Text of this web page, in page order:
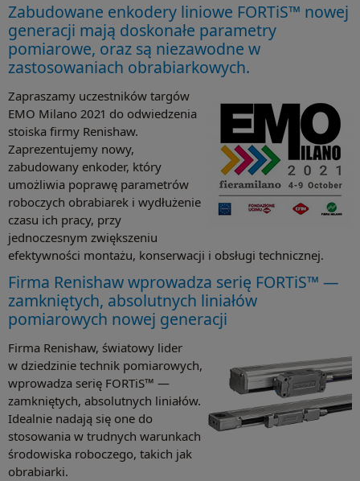
Zabudowane enkodery liniowe FORTiS™ nowej
generacji mają doskonałe parametry
pomiarowe, oraz są niezawodne w
zastosowaniach obrabiarkowych.
Zapraszamy uczestników targów
EMO Milano 2021 do odwiedzenia
stoiska firmy Renishaw.
Zaprezentujemy nowy,
zabudowany enkoder, który
umożliwia poprawę parametrów
roboczych obrabiarek i wydłużenie
czasu ich pracy, przy
jednoczesnym zwiększeniu
efektywności montażu, konserwacji i obsługi technicznej.
Firma Renishaw wprowadza serię FORTiS™ —
zamkniętych, absolutnych liniałów
pomiarowych nowej generacji
Firma Renishaw, światowy lider
w dziedzinie technik pomiarowych,
wprowadza serię FORTiS™ —
zamkniętych, absolutnych liniałów.
Idealnie nadają się one do
stosowania w trudnych warunkach
środowiska roboczego, takich jak
obrabiarki.